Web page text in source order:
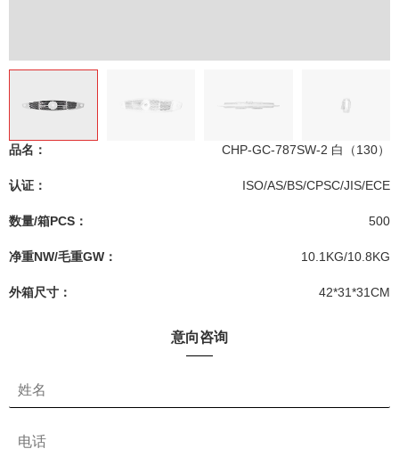
品名： CHP-GC-787SW-2 白（130）
认证： ISO/AS/BS/CPSC/JIS/ECE
数量/箱PCS： 500
净重NW/毛重GW： 10.1KG/10.8KG
外箱尺寸： 42*31*31CM
意向咨询